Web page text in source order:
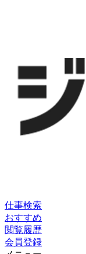
仕事検索
おすすめ
閲覧履歴
会員登録